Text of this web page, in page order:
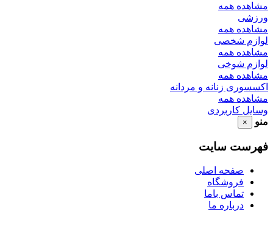
مشاهده همه
ورزشی
مشاهده همه
لوازم شخصی
مشاهده همه
لوازم شوخی
مشاهده همه
اکسسوری زنانه و مردانه
مشاهده همه
وسایل کاربردی
منو
×
فهرست سایت
صفحه اصلی
فروشگاه
تماس باما
درباره ما